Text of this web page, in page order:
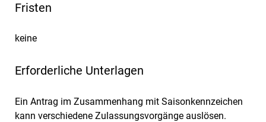
Fristen
keine
Erforderliche Unterlagen
Ein Antrag im Zusammenhang mit Saisonkennzeichen
kann verschiedene Zulassungsvorgänge auslösen.